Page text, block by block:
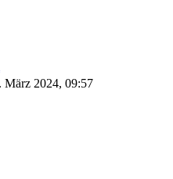
März 2024, 09:57